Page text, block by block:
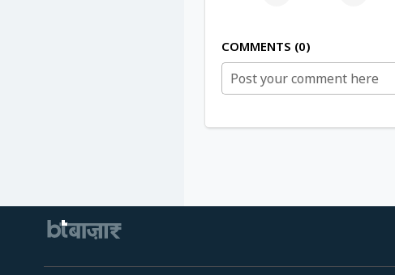
COMMENTS 0